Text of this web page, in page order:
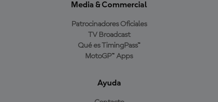
Media & Commercial
Patrocinadores Oficiales
TV Broadcast
Qué es TimingPass™
MotoGP™ Apps
Ayuda